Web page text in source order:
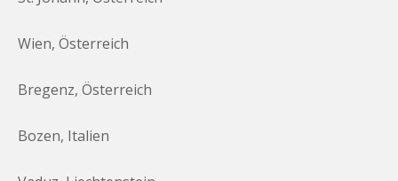
Wien, Österreich
Bregenz, Österreich
Bozen, Italien